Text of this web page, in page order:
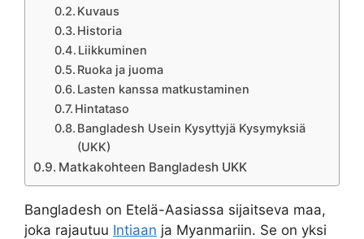
Kuvaus
Historia
Liikkuminen
Ruoka ja juoma
Lasten kanssa matkustaminen
Hintataso
Bangladesh Usein Kysyttyjä Kysymyksiä
(UKK)
Matkakohteen Bangladesh UKK
Bangladesh on Etelä-Aasiassa sijaitseva maa,
joka rajautuu Intiaan ja Myanmariin. Se on yksi